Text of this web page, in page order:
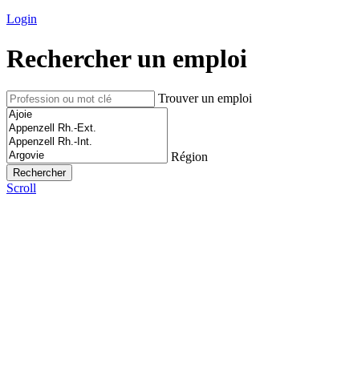
Login
Rechercher un emploi
Trouver un emploi
Région
Scroll